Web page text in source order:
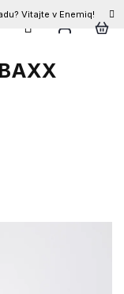
Vitajte v Enemiq!